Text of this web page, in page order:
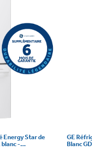
Energy Star de
-
GE
Blanc